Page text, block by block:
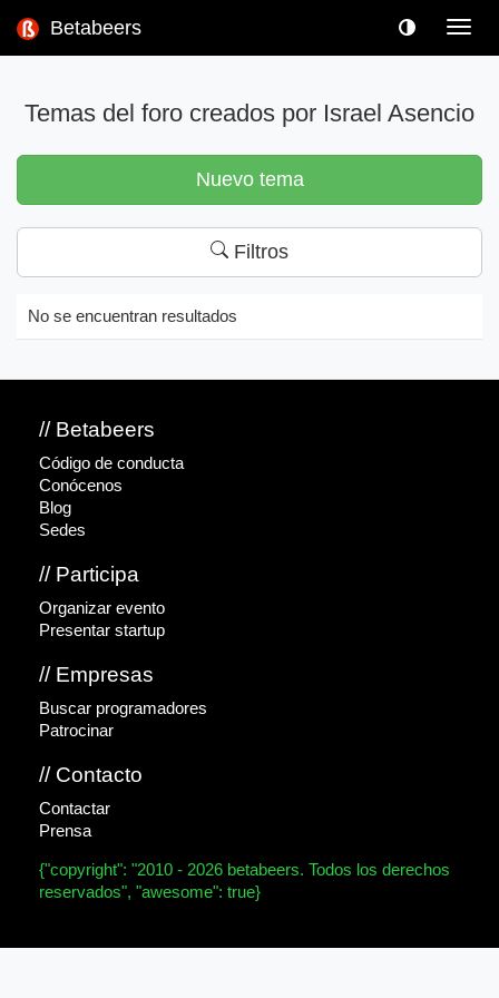
Betabeers
Temas del foro creados por Israel Asencio
Nuevo tema
Filtros
No se encuentran resultados
// Betabeers
Código de conducta
Conócenos
Blog
Sedes
// Participa
Organizar evento
Presentar startup
// Empresas
Buscar programadores
Patrocinar
// Contacto
Contactar
Prensa
{"copyright": "2010 - 2026 betabeers. Todos los derechos
reservados", "awesome": true}